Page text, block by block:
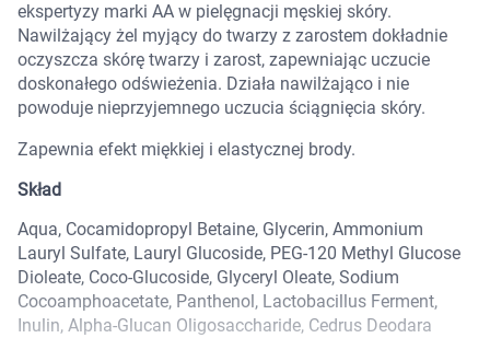
Korzystamy z plików cookies w celu
ekspertyzy marki AA w pielęgnacji męskiej skóry.
Nawilżający żel myjący do twarzy z zarostem dokładnie
oczyszcza skórę twarzy i zarost, zapewniając uczucie
doskonałego odświeżenia. Działa nawilżająco i nie
powoduje nieprzyjemnego uczucia ściągnięcia skóry.
Zapewnia efekt miękkiej i elastycznej brody.
Skład
Aqua, Cocamidopropyl Betaine, Glycerin, Ammonium
Lauryl Sulfate, Lauryl Glucoside, PEG-120 Methyl Glucose
Dioleate, Coco-Glucoside, Glyceryl Oleate, Sodium
Cocoamphoacetate, Panthenol, Lactobacillus Ferment,
Inulin, Alpha-Glucan Oligosaccharide, Cedrus Deodara